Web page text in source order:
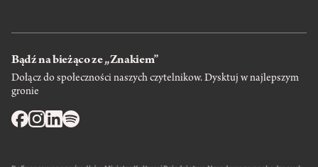
Bądź na bieżąco ze „Znakiem”
Dołącz do społeczności naszych czytelnikow. Dysktuj w najlepszym
gronie